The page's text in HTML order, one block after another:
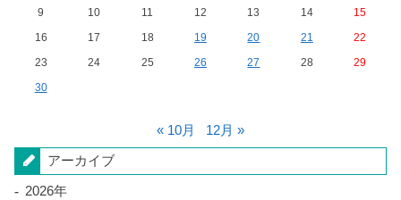
9
10 11 12 13 14
15
16
17 18 19 20 21
22
23
24 25 26 27 28
29
30
« 10月 12月 »
アーカイブ
2026年